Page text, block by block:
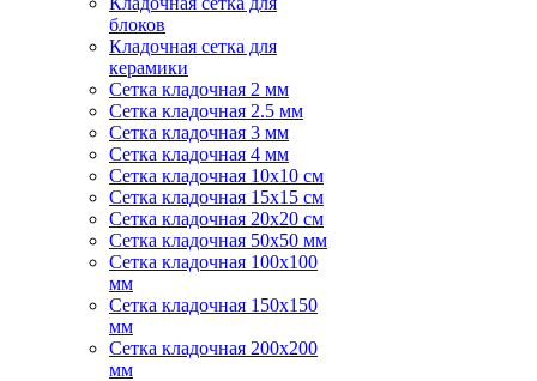
блоков
Кладочная сетка для
керамики
Сетка кладочная 2 мм
Сетка кладочная 2.5 мм
Сетка кладочная 3 мм
Сетка кладочная 4 мм
Сетка кладочная 10x10 см
Сетка кладочная 15x15 см
Сетка кладочная 20x20 см
Сетка кладочная 50x50 мм
Сетка кладочная 100x100
мм
Сетка кладочная 150x150
мм
Сетка кладочная 200x200
мм